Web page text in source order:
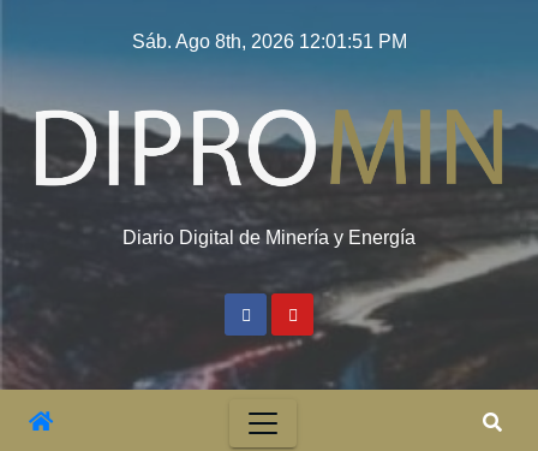
Sáb. Ago 8th, 2026 12:01:52 PM
Diario Digital de Minería y Energía